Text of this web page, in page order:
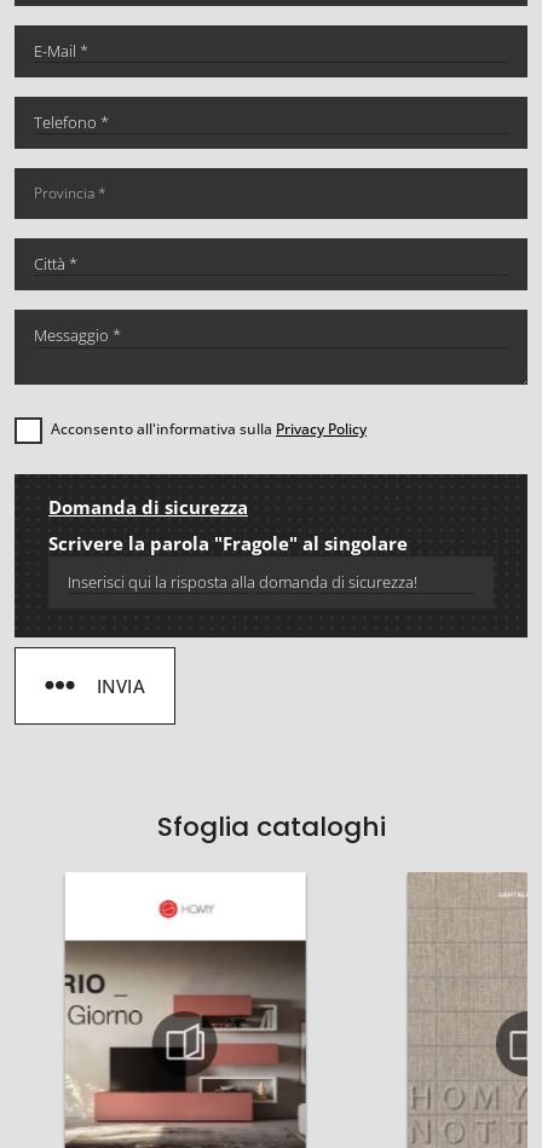
Sfoglia cataloghi
Acconsento all'informativa sulla Privacy Policy
Domanda di sicurezza
Scrivere la parola "Fragole" al singolare
INVIA